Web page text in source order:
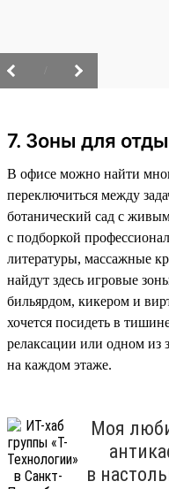
7. Зоны для
В офисе можно найти
переключиться между
ботанический сад с
с подборкой
литературы, массажные
найдут здесь игровые
бильярдом, кикером и
хочется посидеть в
релаксации или одном из
на каждом этаже.
Моя
в